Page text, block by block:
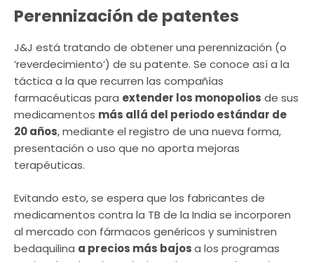
Perennización de patentes
J&J está tratando de obtener una perennización (o
‘reverdecimiento’) de su patente. Se conoce así a la
táctica a la que recurren las compañías
farmacéuticas para extender los monopolios de sus
medicamentos más allá del periodo estándar de
20 años, mediante el registro de una nueva forma,
presentación o uso que no aporta mejoras
terapéuticas.
Evitando esto, se espera que los fabricantes de
medicamentos contra la TB de la India se incorporen
al mercado con fármacos genéricos y suministren
bedaquilina a precios más bajosa los programas